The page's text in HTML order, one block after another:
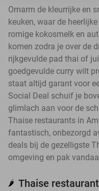
Omarm de kleurrijke en
keuken, waar de
romige kokosmelk en
komen zodra je over de
rijkgevulde pad thai of
goedgevulde curry wilt
staat altijd garant voor
Social Deal schuif je
glimlach aan voor de
Thaise restaurants in
fantastisch, onbezorgd
deals bij de gezelligste
omgeving en pak
🌶️ Thaise